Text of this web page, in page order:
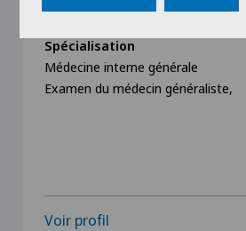
Dr méd. Katy Rosenheim
Spécialisation
Médecine interne générale
Examen du médecin généraliste,
Voir profil